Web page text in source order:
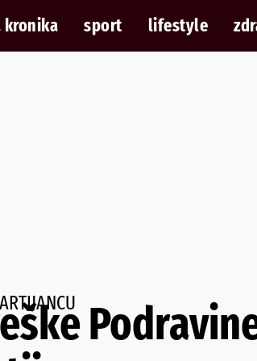
kronika sport lifestyle